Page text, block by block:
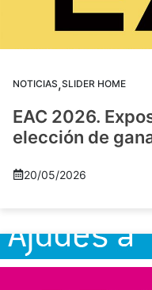
NOTICIAS,SLIDER HOME
EAC 2026.
elección de
20/05/2026